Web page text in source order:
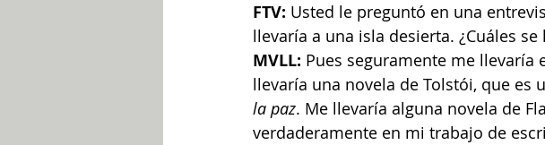
FTV: Usted le preguntó en una
llevaría a una isla desierta. ¿Cuáles se
MVLL: Pues seguramente me llevaría
llevaría una novela de Tolstói, que
la paz. Me llevaría alguna novela de
verdaderamente en mi trabajo de